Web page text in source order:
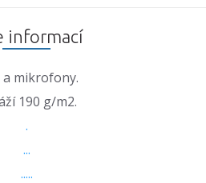
informací
mikrofony.
190 g/m2.
.
...
.....